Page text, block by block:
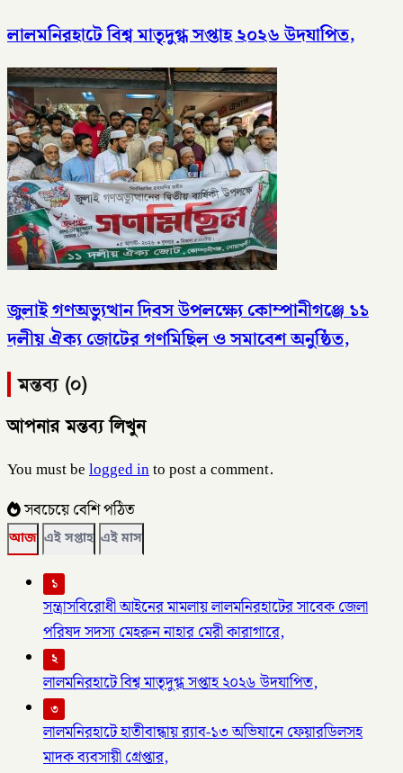
লালমনিরহাটে বিশ্ব মাতৃদুগ্ধ সপ্তাহ ২০২৬ উদযাপিত,
জুলাই গণঅভ্যুত্থান দিবস উপলক্ষ্যে কোম্পানীগঞ্জে ১১
দলীয় ঐক্য জোটের গণমিছিল ও সমাবেশ অনুষ্ঠিত,
মন্তব্য (০)
আপনার মন্তব্য লিখুন
You must belogged into post a comment.
সবচেয়ে বেশি পঠিত
আজ এই সপ্তাহ এই মাস
১
সন্ত্রাসবিরোধী আইনের মামলায় লালমনিরহাটের সাবেক জেলা
পরিষদ সদস্য মেহরুন নাহার মেরী কারাগারে,
২
লালমনিরহাটে বিশ্ব মাতৃদুগ্ধ সপ্তাহ ২০২৬ উদযাপিত,
৩
লালমনিরহাটে হাতীবান্ধায় র‌্যাব-১৩ অভিযানে ফেয়ারডিলসহ
মাদক ব্যবসায়ী গ্রেপ্তার,